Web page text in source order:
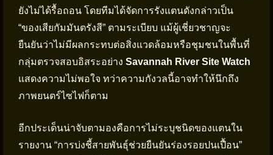
ยังไม่ได้รื้อถอน โดยทีมได้จัดการรังแตนดังกล่าวเป็น
“ของเสียกัมมันตรังสี” ตามระเบียบ แม้ผู้เชี่ยวชาญจะ
ยืนยันว่าไม่มีผลกระทบต่อสิ่งแวดล้อมหรือชุมชนในพื้นที่
กลุ่มตรวจสอบอิสระอย่าง Savannah River Site Watch
แสดงความไม่พอใจ ทว่าความกังวลนี้อาจทำให้นึกถึง
ภาพยนตร์ไซไฟก็ตาม
อีกประเด็นน่าจับตามองคือการไม่ระบุชนิดของแตนใน
รายงาน “การบ่งชี้สายพันธุ์ช่วยยืนยันร่องรอยปนเปื้อน”